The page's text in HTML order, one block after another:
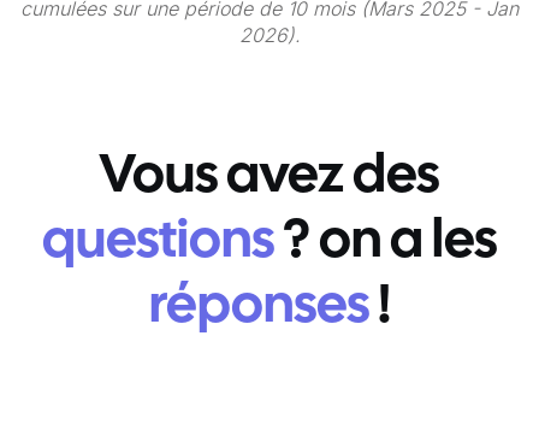
cumulées sur une période de 10 mois (Mars 2025 - Jan
2026).
Vous avez des
questions? on a les
réponses!